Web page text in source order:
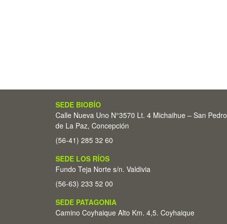
SEDE BIOBÍO
Calle Nueva Uno N°3570 Lt. 4 Michaihue – San Pedro
de La Paz, Concepción
(56-41) 285 32 60
SEDE LOS RÍOS
Fundo Teja Norte s/n. Valdivia
(56-63) 233 52 00
SEDE PATAGONIA
Camino Coyhaique Alto Km. 4,5. Coyhaique